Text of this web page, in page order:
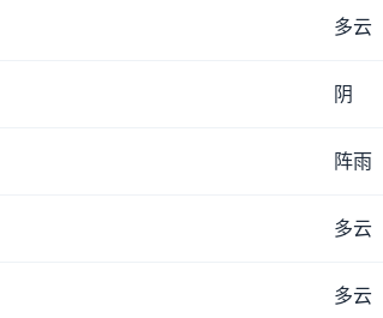
多云
阴
阵雨
多云
多云